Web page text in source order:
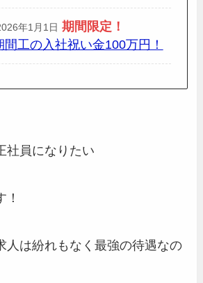
年1月1日 期間限定 ！
間工の入社祝い金100万円！
社員になりたい
人は紛れもなく最強の待遇なの